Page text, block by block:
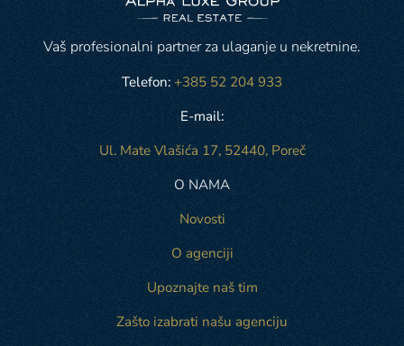
Vaš profesionalni partner za ulaganje u nekretnine.
Telefon: +385 52 204 933
E-mail:
Ul. Mate Vlašića 17, 52440, Poreč
O NAMA
Novosti
O agenciji
Upoznajte naš tim
Zašto izabrati našu agenciju